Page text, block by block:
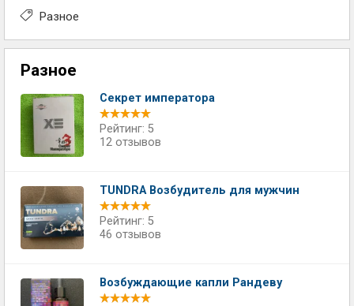
Разное
Разное
Секрет императора
Рейтинг: 5
12 отзывов
TUNDRA Возбудитель для мужчин
Рейтинг: 5
46 отзывов
Возбуждающие капли Рандеву